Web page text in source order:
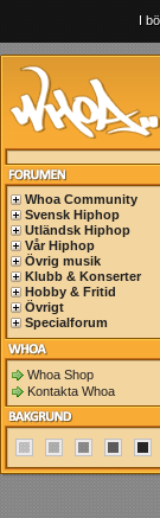
I
Whoa Community
Svensk Hiphop
Utländsk Hiphop
Vår Hiphop
Övrig musik
Klubb & Konserter
Hobby & Fritid
Övrigt
Specialforum
Whoa Shop
Kontakta Whoa